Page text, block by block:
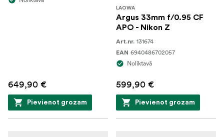
649,90 €
Pievienot grozam
LAOWA
Argus 33mm f/0.95 CF
APO - Nikon Z
Art.nr. 131674
EAN 6940486702057
Noliktavā
599,90 €
Pievienot grozam